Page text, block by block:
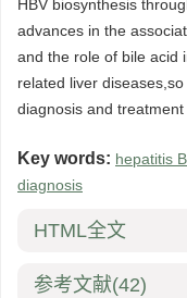
HBV biosynthesis
advances in the
and the role of bile acid
related liver
diagnosis and
Key words: hepatitis
diagnosis
HTML全文
参考文献(42)